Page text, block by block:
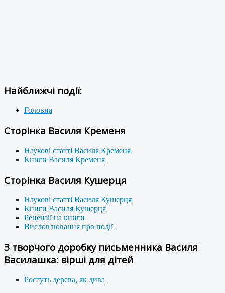
Найближчі події:
Головна
Сторінка Василя Кременя
Наукові статті Василя Кременя
Книги Василя Кременя
Сторінка Василя Кушерця
Наукові статті Василя Кушерця
Книги Василя Кушерця
Рецензії на книги
Висловлювання про події
З творчого доробку письменника Василя
Василашка: вірші для дітей
Ростуть дерева, як дива